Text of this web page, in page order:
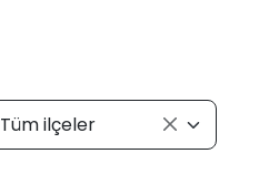
Tüm ilçeler